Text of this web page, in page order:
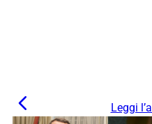
Leggi